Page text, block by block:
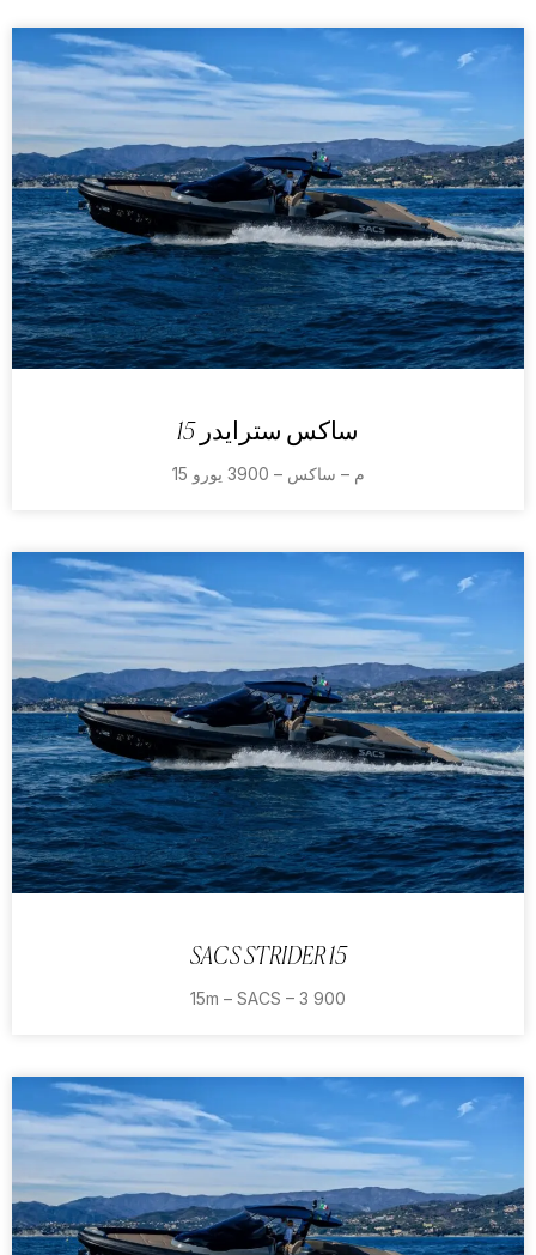
ساكس سترايدر 15
15 م – ساكس – 3900 يورو
SACS STRIDER 15
15m – SACS – 3 900